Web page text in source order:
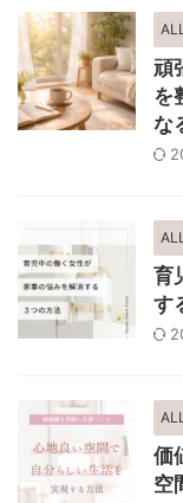
頑
を
な
育
す
価
空